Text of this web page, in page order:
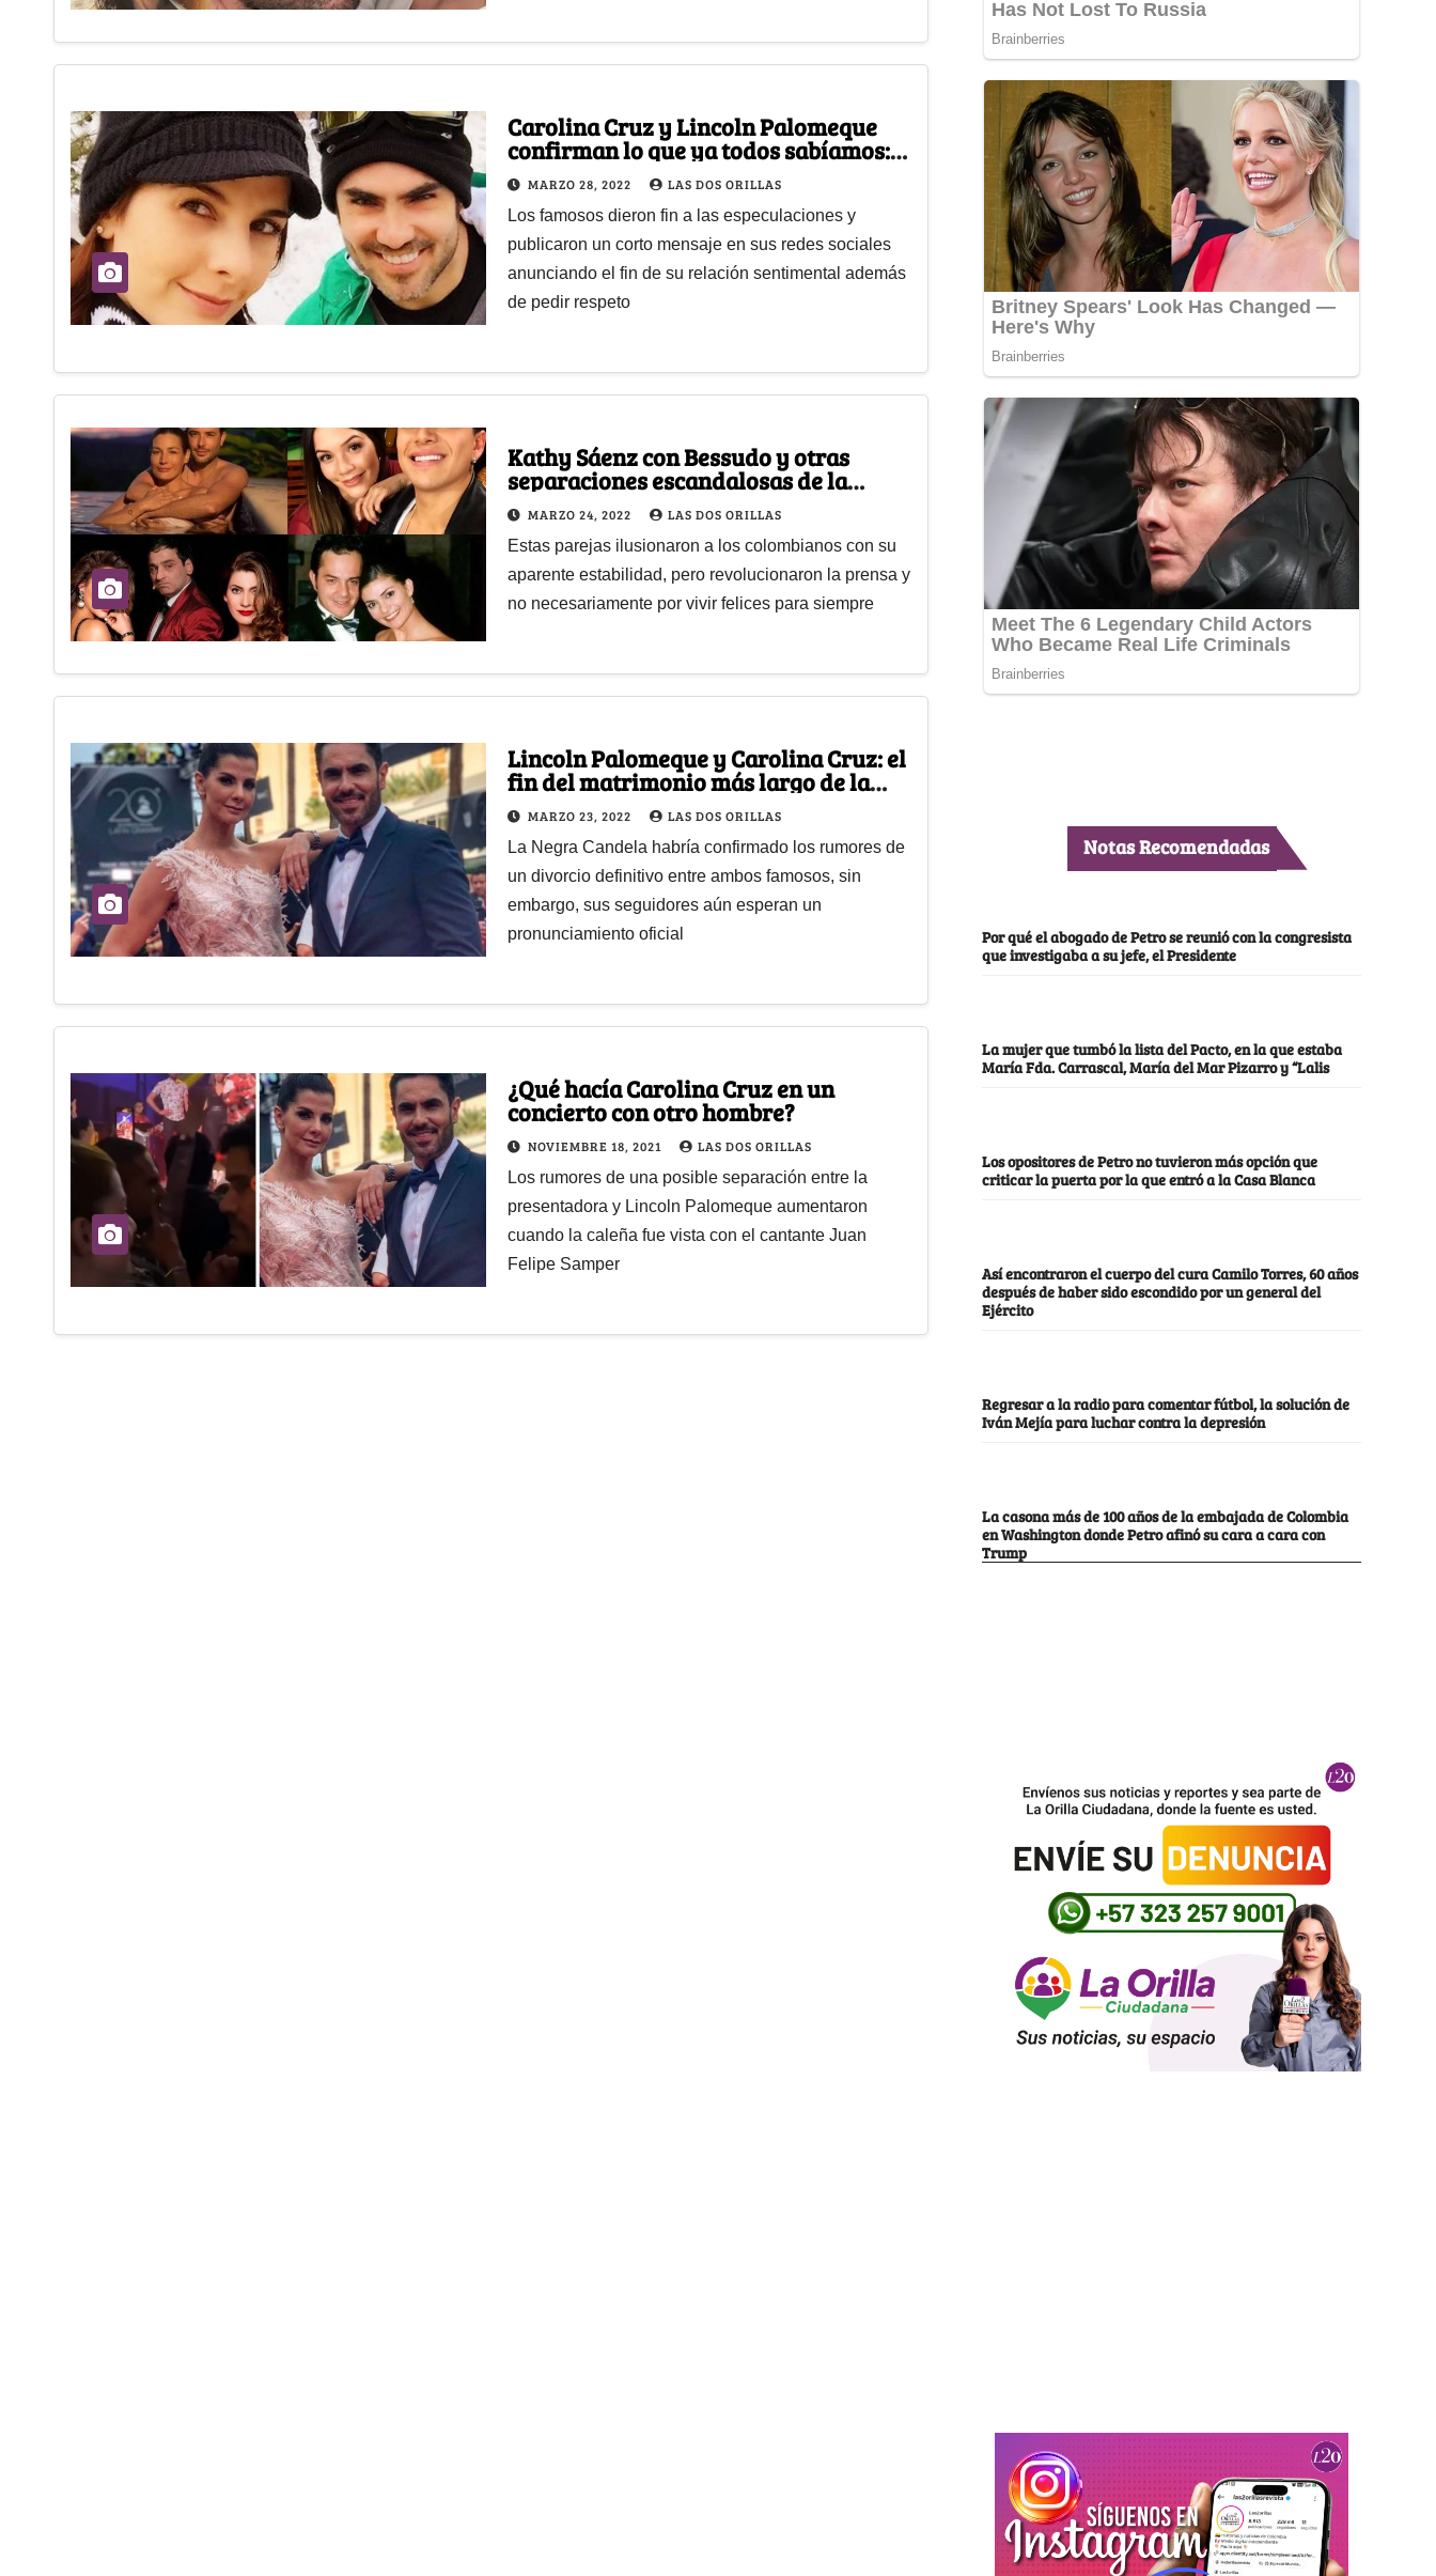
Carolina Cruz y Lincoln Palomeque
confirman lo que ya todos sabíamos:
se separan
MARZO 28, 2022 LAS DOS ORILLAS
Los famosos dieron fin a las especulaciones y
publicaron un corto mensaje en sus redes sociales
anunciando el fin de su relación sentimental además
de pedir respeto
Kathy Sáenz con Bessudo y otras
separaciones escandalosas de la
farándula
MARZO 24, 2022 LAS DOS ORILLAS
Estas parejas ilusionaron a los colombianos con su
aparente estabilidad, pero revolucionaron la prensa y
no necesariamente por vivir felices para siempre
Lincoln Palomeque y Carolina Cruz: el
fin del matrimonio más largo de la
televisión colombiana
MARZO 23, 2022 LAS DOS ORILLAS
La Negra Candela habría confirmado los rumores de
un divorcio definitivo entre ambos famosos, sin
embargo, sus seguidores aún esperan un
pronunciamiento oficial
¿Qué hacía Carolina Cruz en un
concierto con otro hombre?
NOVIEMBRE 18, 2021 LAS DOS ORILLAS
Los rumores de una posible separación entre la
presentadora y Lincoln Palomeque aumentaron
cuando la caleña fue vista con el cantante Juan
Felipe Samper
Notas Recomendadas
Por qué el abogado de Petro se reunió con la congresista
que investigaba a su jefe, el Presidente
La mujer que tumbó la lista del Pacto, en la que estaba
María Fda. Carrascal, María del Mar Pizarro y “Lalis
Los opositores de Petro no tuvieron más opción que
criticar la puerta por la que entró a la Casa Blanca
Así encontraron el cuerpo del cura Camilo Torres, 60 años
después de haber sido escondido por un general del
Ejército
Regresar a la radio para comentar fútbol, la solución de
Iván Mejía para luchar contra la depresión
La casona más de 100 años de la embajada de Colombia
en Washington donde Petro afinó su cara a cara con
Trump